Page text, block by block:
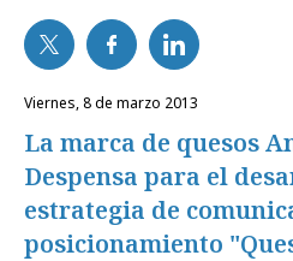
viernes, 8 de marzo 2013
La marca de quesos
Despensa para el
estrategia de
posicionamiento